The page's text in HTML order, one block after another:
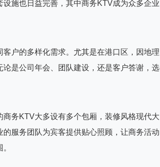
施也日益完善，其中商务KTV成为众多企业
户的多样化需求。尤其是在港口区，因地理
是公司年会、团队建设，还是客户答谢，选
务KTV大多设有多个包厢，装修风格现代大
服务团队为宾客提供贴心照顾，让商务活动